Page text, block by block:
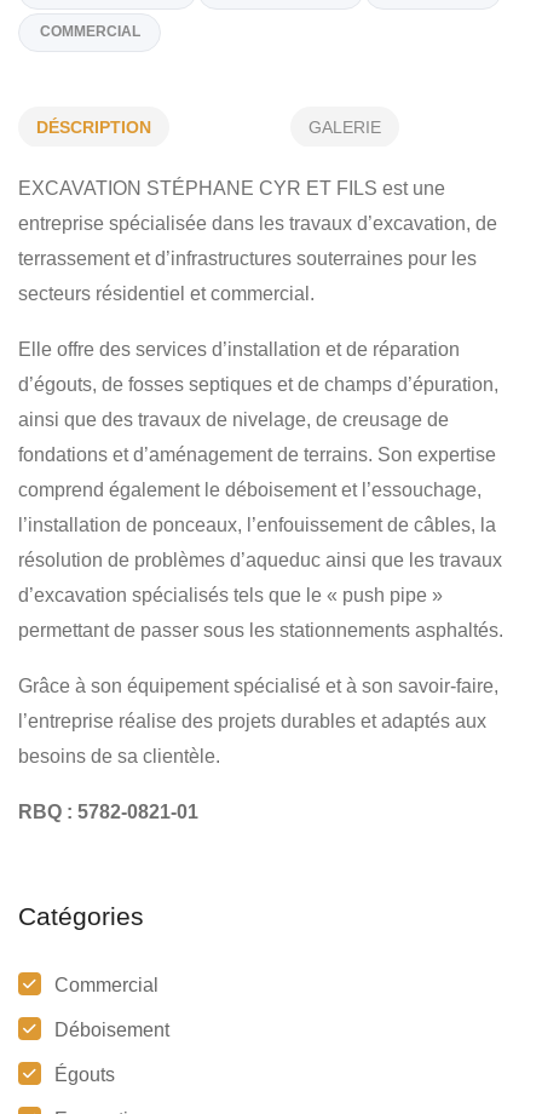
SERVICE DE ROULEAU COMPACTEUR
INSTALLATION DE PONCEAUX ENFOUISSEMENT DE CÂBLE
PROBLÈME D’AQUEDUC
ÉGOUT - NIVELAGE FOSSE SEPTIQUE RÉSIDENTIEL
COMMERCIAL
DÉSCRIPTION GALERIE
EXCAVATION STÉPHANE CYR ET FILS est une
entreprise spécialisée dans les travaux d’excavation, de
terrassement et d’infrastructures souterraines pour les
secteurs résidentiel et commercial.
Elle offre des services d’installation et de réparation
d’égouts, de fosses septiques et de champs d’épuration,
ainsi que des travaux de nivelage, de creusage de
fondations et d’aménagement de terrains. Son expertise
comprend également le déboisement et l’essouchage,
l’installation de ponceaux, l’enfouissement de câbles, la
résolution de problèmes d’aqueduc ainsi que les travaux
d’excavation spécialisés tels que le « push pipe »
permettant de passer sous les stationnements asphaltés.
Grâce à son équipement spécialisé et à son savoir-faire,
l’entreprise réalise des projets durables et adaptés aux
besoins de sa clientèle.
RBQ : 5782-0821-01
Catégories
Commercial
Déboisement
Égouts